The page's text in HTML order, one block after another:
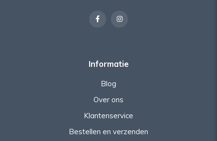
Informatie
Blog
Over ons
Klantenservice
Bestellen en verzenden